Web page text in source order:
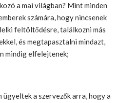
a mai világban? Mint minden
számára, hogy nincsenek
feltöltődésre, találkozni más
és megtapasztalni mindazt,
mindig elfelejtenek;
a szervezők arra, hogy a